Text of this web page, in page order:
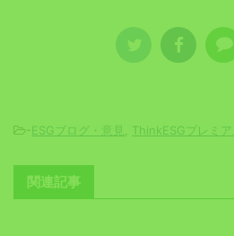
-ESGブログ・意見 ThinkESGプレミ
関連記事